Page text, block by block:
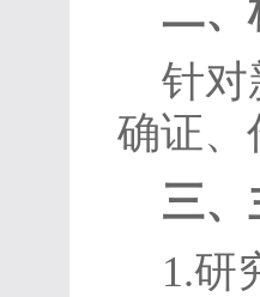
二、
针对
确证、
三、
1.研